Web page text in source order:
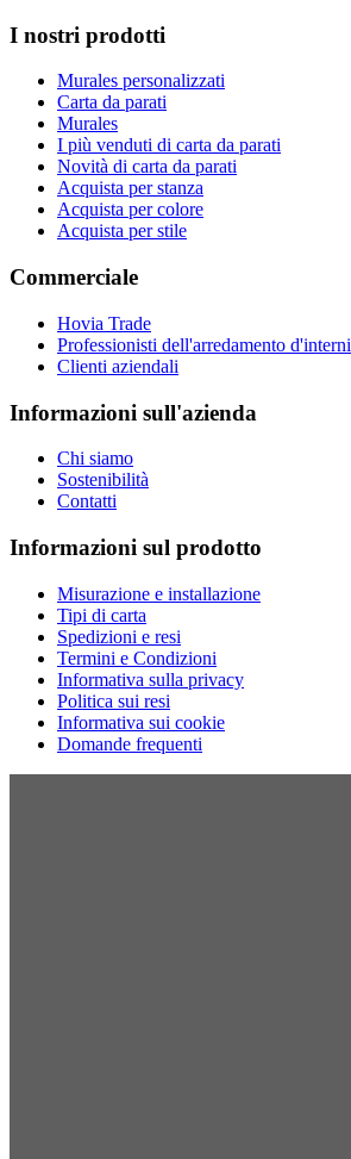
I nostri prodotti
Murales personalizzati
Carta da parati
Murales
I più venduti di carta da parati
Novità di carta da parati
Acquista per stanza
Acquista per colore
Acquista per stile
Commerciale
Hovia Trade
Professionisti dell'arredamento d'interni
Clienti aziendali
Informazioni sull'azienda
Chi siamo
Sostenibilità
Contatti
Informazioni sul prodotto
Misurazione e installazione
Tipi di carta
Spedizioni e resi
Termini e Condizioni
Informativa sulla privacy
Politica sui resi
Informativa sui cookie
Domande frequenti